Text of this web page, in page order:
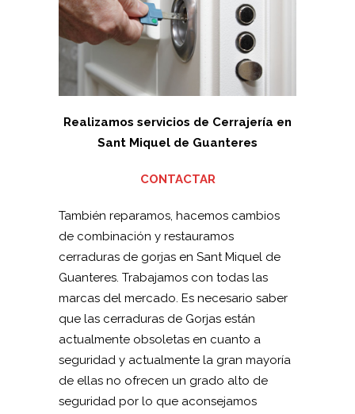
Realizamos servicios de Cerrajería en
Sant Miquel de Guanteres
CONTACTAR
También reparamos, hacemos cambios
de combinación y restauramos
cerraduras de gorjas en Sant Miquel de
Guanteres. Trabajamos con todas las
marcas del mercado. Es necesario saber
que las cerraduras de Gorjas están
actualmente obsoletas en cuanto a
seguridad y actualmente la gran mayoría
de ellas no ofrecen un grado alto de
seguridad por lo que aconsejamos